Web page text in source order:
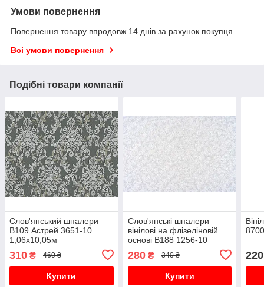
Умови повернення
Повернення товару впродовж 14 днів за рахунок покупця
Всі умови повернення
Подібні товари компанії
Слов'янський шпалери
В109 Астрей 3651-10
1,06х10,05м
310 ₴ 460 ₴
Купити
Слов'янські шпалери
вінілові на флізеліновій
основі В188 1256-10
280₴ 340 ₴
Купити
220